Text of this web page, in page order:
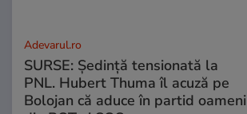
Adevarul.ro
SURSE: Ședință tensionată la
PNL. Hubert Thuma îl acuză pe
Bolojan că aduce în partid oameni